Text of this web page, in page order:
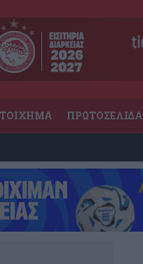
ΠΡΩΤΟΣΕΛΙΔΑ